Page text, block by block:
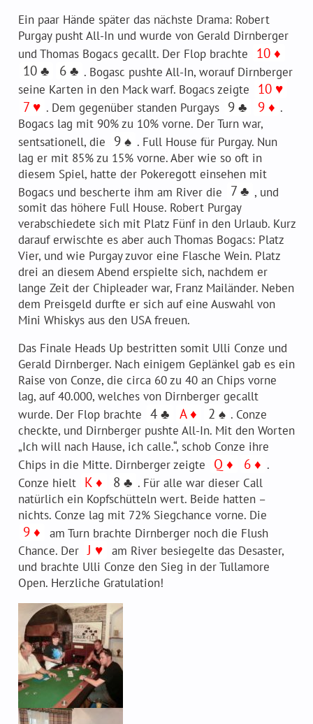
Ein paar Hände später das nächste Drama: Robert
Purgay pusht All-In und wurde von Gerald Dirnberger
und Thomas Bogacs gecallt. Der Flop brachte
10 ♦
10 ♣
6 ♣ . Bogasc pushte All-In, worauf Dirnberger
seine Karten in den Mack warf. Bogacs zeigte
10 ♥
7 ♥ . Dem gegenüber standen Purgays 9 ♣ 9 ♦ .
Bogacs lag mit 90% zu 10% vorne. Der Turn war,
sentsationell, die
9 ♠ . Full House für Purgay. Nun
lag er mit 85% zu 15% vorne. Aber wie so oft in
diesem Spiel, hatte der Pokeregott einsehen mit
Bogacs und bescherte ihm am River die
7 ♣ , und
somit das höhere Full House. Robert Purgay
verabschiedete sich mit Platz Fünf in den Urlaub. Kurz
darauf erwischte es aber auch Thomas Bogacs: Platz
Vier, und wie Purgay zuvor eine Flasche Wein. Platz
drei an diesem Abend erspielte sich, nachdem er
lange Zeit der Chipleader war, Franz Mailänder. Neben
dem Preisgeld durfte er sich auf eine Auswahl von
Mini Whiskys aus den USA freuen.
Das Finale Heads Up bestritten somit Ulli Conze und
Gerald Dirnberger. Nach einigem Geplänkel gab es ein
Raise von Conze, die circa 60 zu 40 an Chips vorne
lag, auf 40.000, welches von Dirnberger gecallt
wurde. Der Flop brachte 4 ♣ A ♦ 2 ♠ . Conze
checkte, und Dirnberger pushte All-In. Mit den Worten
„Ich will nach Hause, ich calle.“, schob Conze ihre
Chips in die Mitte. Dirnberger zeigte
Q ♦ 6 ♦ .
Conze hielt K ♦ 8 ♣ . Für alle war dieser Call
natürlich ein Kopfschütteln wert. Beide hatten –
nichts. Conze lag mit 72% Siegchance vorne. Die
9 ♦
am Turn brachte Dirnberger noch die Flush
Chance. Der J ♥ am River besiegelte das Desaster,
und brachte Ulli Conze den Sieg in der Tullamore
Open. Herzliche Gratulation!